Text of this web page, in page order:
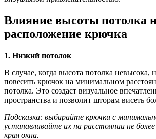
Влияние высоты потолка
расположение крючка
1. Низкий потолок
В случае, когда высота потолка невысока,
повесить крючок на минимальном
потолка. Это создаст визуальное
пространства и позволит шторам висеть
Подсказка: выбирайте крючки с
устанавливайте их на расстоянии не
края окна.